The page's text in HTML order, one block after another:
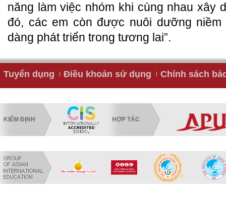
năng làm việc nhóm khi cùng nhau xây
đó, các em còn được nuôi dưỡng
dàng phát triển trong tương lai”.
Tuyển dụng Điều khoản sử dụng Chính sách
KIỂM ĐỊNH HỢP TÁC